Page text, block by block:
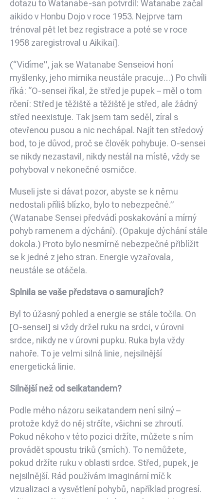
dotazu to Watanabe-san potvrdil: Watanabe začal
aikido v Honbu Dojo v roce 1953. Nejprve tam
trénoval pět let bez registrace a poté se v roce
1958 zaregistroval u Aikikai].
(“Vidíme”, jak se Watanabe Senseiovi honí
myšlenky, jeho mimika neustále pracuje…) Po chvíli
říká: “O-sensei říkal, že střed je pupek – měl o tom
rčení: Střed je těžiště a těžiště je střed, ale žádný
střed neexistuje. Tak jsem tam seděl, zíral s
otevřenou pusou a nic nechápal. Najít ten středový
bod, to je důvod, proč se člověk pohybuje. O-sensei
se nikdy nezastavil, nikdy nestál na místě, vždy se
pohyboval v nekonečné osmičce.
Museli jste si dávat pozor, abyste se k němu
nedostali příliš blízko, bylo to nebezpečné.”
(Watanabe Sensei předvádí poskakování a mírný
pohyb ramenem a dýchání). (Opakuje dýchání stále
dokola.) Proto bylo nesmírně nebezpečné přiblížit
se k jedné z jeho stran. Energie vyzařovala,
neustále se otáčela.
Splnila se vaše představa o samurajích?
Byl to úžasný pohled a energie se stále točila. On
[O-sensei] si vždy držel ruku na srdci, v úrovni
srdce, nikdy ne v úrovni pupku. Ruka byla vždy
nahoře. To je velmi silná linie, nejsilnější
energetická linie.
Silnější než od seikatandem?
Podle mého názoru seikatandem není silný –
protože když do něj strčíte, všichni se zhroutí.
Pokud někoho v této pozici držíte, můžete s ním
provádět spoustu triků (smích). To nemůžete,
pokud držíte ruku v oblasti srdce. Střed, pupek, je
nejsilnější. Rád používám imaginární míč k
vizualizaci a vysvětlení pohybů, například progresí.